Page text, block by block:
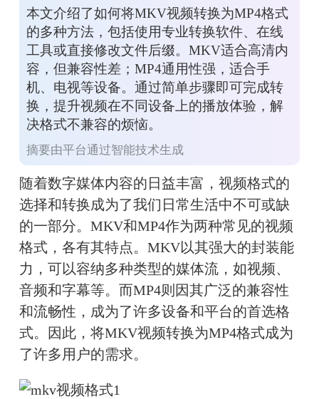
flv、gif、mkv、mov、
mp4、mgp、rmvb、swf、
vob、wmv等多种音视频
格式相互转换
本文介绍了如何将MKV视频转换为MP4格式
的多种方法，包括使用专业转换软件、在线
工具或直接修改文件后缀。MKV适合高清内
容，但兼容性差；MP4通用性强，适合手
机、电视等设备。通过简单步骤即可完成转
换，提升视频在不同设备上的播放体验，解
决格式不兼容的烦恼。
摘要由平台通过智能技术生成
随着数字媒体内容的日益丰富，视频格式的
选择和转换成为了我们日常生活中不可或缺
的一部分。MKV和MP4作为两种常见的视频
格式，各有其特点。MKV以其强大的封装能
力，可以容纳多种类型的媒体流，如视频、
音频和字幕等。而MP4则因其广泛的兼容性
和流畅性，成为了许多设备和平台的首选格
式。因此，将MKV视频转换为MP4格式成为
了许多用户的需求。